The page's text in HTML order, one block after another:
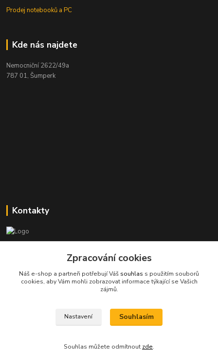
Prodej notebooků a PC
Kde nás najdete
Nemocniční 2622/49a
787 01, Šumperk
Kontakty
+420 601 366 545
info@spkcomputer.cz
Zpracování cookies
Náš e-shop a partneři potřebují Váš souhlas s použitím souborů
cookies, aby Vám mohli zobrazovat informace týkající se Vašich
zájmů.
Nastavení Souhlasím
Souhlas můžete odmítnout zde.